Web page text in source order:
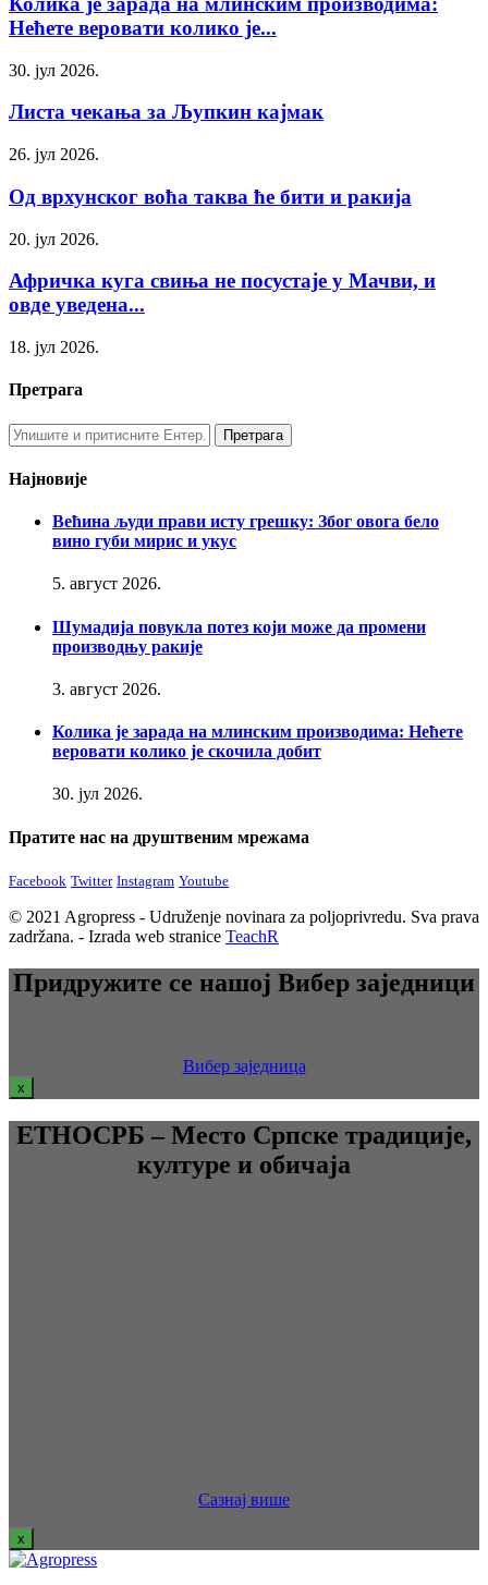
Нећете веровати колико је...
30. јул 2026.
Листа чекања за Љупкин кајмак
26. јул 2026.
Од врхунског воћа таква ће бити и ракија
20. јул 2026.
Афричка куга свиња не посустаје у Мачви, и
овде уведена...
18. јул 2026.
Претрага
Најновије
Већина људи прави исту грешку: Због овога бело
вино губи мирис и укус
5. август 2026.
Шумадија повукла потез који може да промени
производњу ракије
3. август 2026.
Колика је зарада на млинским производима: Нећете
веровати колико је скочила добит
30. јул 2026.
Пратите нас на друштвеним мрежама
Facebook Twitter Instagram Youtube
© 2021 Agropress - Udruženje novinara za poljoprivredu. Sva prava
zadržana. - Izrada web stranice TeachR
Придружите се нашој Вибер заједници
Вибер заједница
x
ЕТНОСРБ – Место Српске традиције,
културе и обичаја
Сазнај више
x